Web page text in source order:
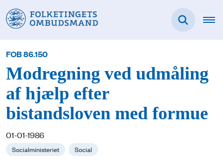
FOB 86.150
Modregning ved udmåling
af hjælp efter
bistandsloven med formue
01-01-1986
Socialministeriet Social